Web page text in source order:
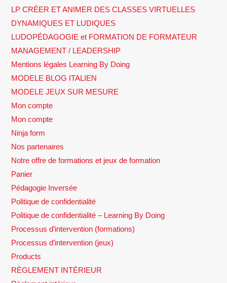
LP CRÉER ET ANIMER DES CLASSES VIRTUELLES
DYNAMIQUES ET LUDIQUES
LUDOPÉDAGOGIE et FORMATION DE FORMATEUR
MANAGEMENT / LEADERSHIP
Mentions légales Learning By Doing
MODELE BLOG ITALIEN
MODELE JEUX SUR MESURE
Mon compte
Mon compte
Ninja form
Nos partenaires
Notre offre de formations et jeux de formation
Panier
Pédagogie Inversée
Politique de confidentialité
Politique de confidentialité – Learning By Doing
Processus d’intervention (formations)
Processus d’intervention (jeux)
Products
RÈGLEMENT INTÉRIEUR